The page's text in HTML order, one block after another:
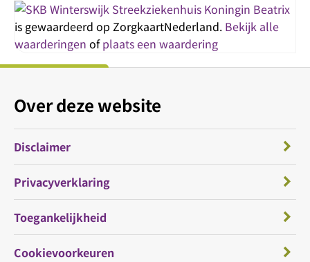
Streekziekenhuis Koningin Beatrix
is gewaardeerd op ZorgkaartNederland. Bekijk alle
waarderingen ofplaats een waardering
Over deze website
Disclaimer
Privacyverklaring
Toegankelijkheid
Cookievoorkeuren